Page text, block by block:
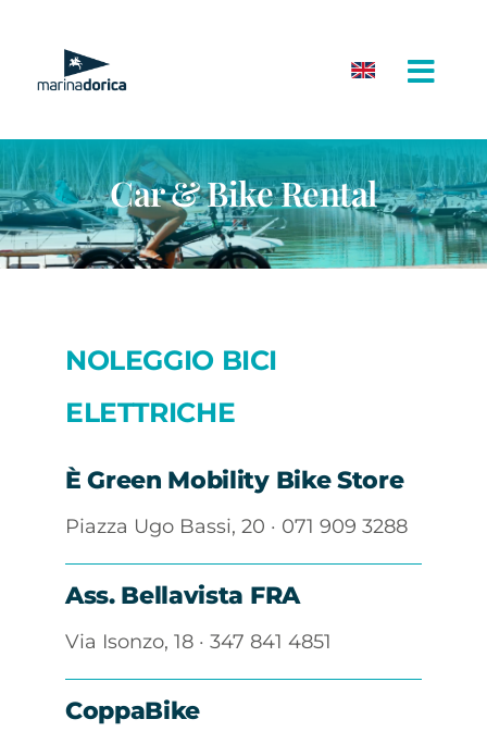
contenuto
Car & Bike Rental
NOLEGGIO BICI
ELETTRICHE
È Green Mobility Bike Store
Piazza Ugo Bassi, 20 · 071 909 3288
Ass. Bellavista FRA
Via Isonzo, 18 · 347 841 4851
CoppaBike